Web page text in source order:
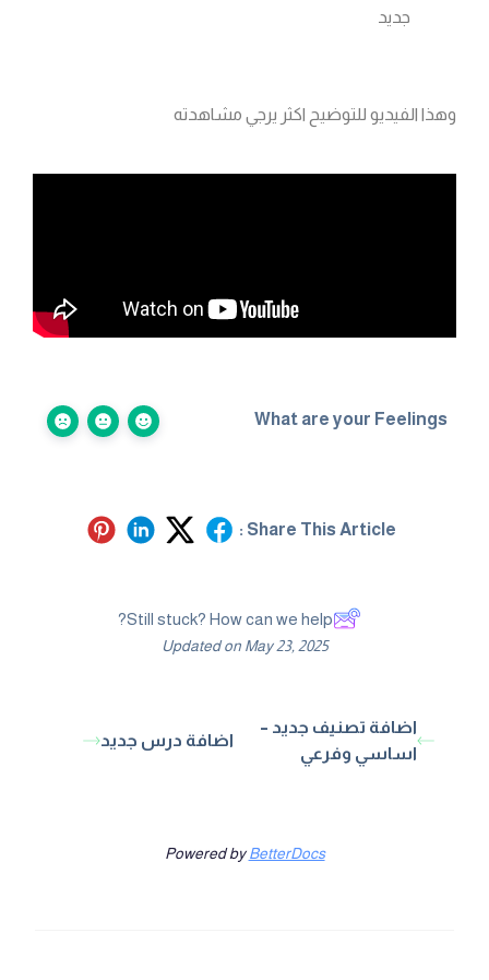
جديد
وهذا الفيديو للتوضيح اكثر يرجي مشاهدته
What are your Feelings
Share This Article :
Still stuck? How can we help?
Updated on May 23, 2025
اضافة تصنيف جديد –
اساسي وفرعي
اضافة درس جديد
Powered byBetterDocs